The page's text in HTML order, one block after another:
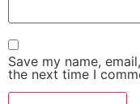
Save my name,
the next time I